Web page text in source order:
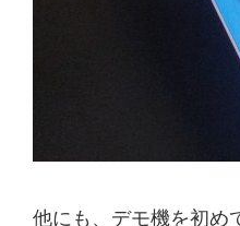
他にも、デモ機を初め